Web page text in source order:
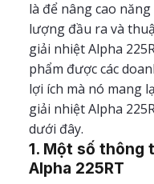
là để nâng cao
lượng đầu ra và
giải nhiệt Alpha
phẩm được các
lợi ích mà nó mang
giải nhiệt Alpha
dưới đây.
1. Một số thông
Alpha 225RT